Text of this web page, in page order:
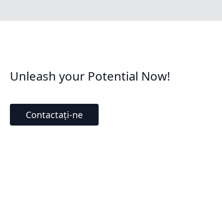
Unleash your Potential Now!
Contactați-ne